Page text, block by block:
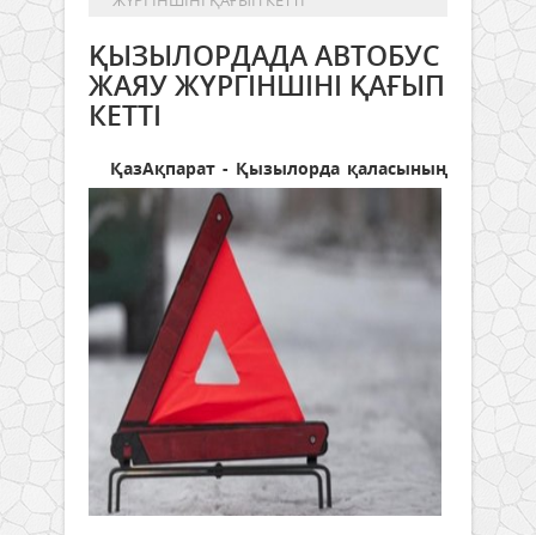
ҚЫЗЫЛОРДАДА АВТОБУС
ЖАЯУ ЖҮРГІНШІНІ ҚАҒЫП
КЕТТІ
ҚазАқпарат - Қызылорда қаласының